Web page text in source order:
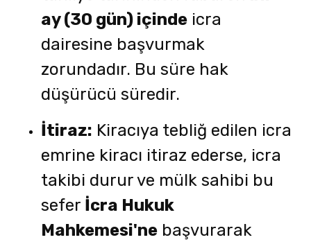
ay (30 gün) içinde icra
dairesine başvurmak
zorundadır. Bu süre hak
düşürücü süredir.
İtiraz: Kiracıya tebliğ edilen icra
emrine kiracı itiraz ederse, icra
takibi durur ve mülk sahibi bu
sefer İcra Hukuk
Mahkemesi'ne başvurarak